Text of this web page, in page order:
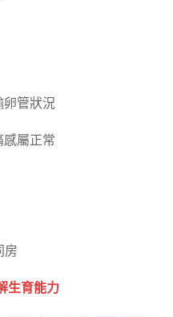
卵管狀況
感屬正常
房
生育能力